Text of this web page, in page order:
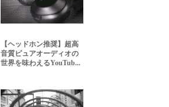
【ヘッドホン推奨】超高
音質ピュアオーディオの
世界を味わえるYouTub...